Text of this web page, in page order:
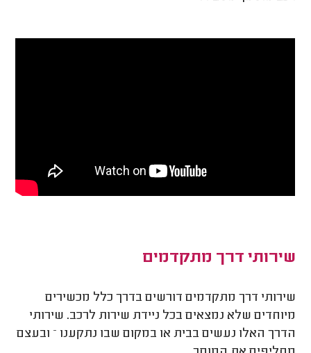
שירותי דרך מתקדמים
שירותי דרך מתקדמים דורשים בדרך כלל מכשירים
מיוחדים שלא נמצאים בכל ניידת שירות לרכב. שירותי
הדרך האלו נעשים בבית או במקום שבו נתקענו – ובעצם